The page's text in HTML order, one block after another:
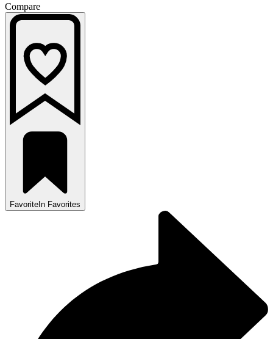
Compare
Favorite In Favorites